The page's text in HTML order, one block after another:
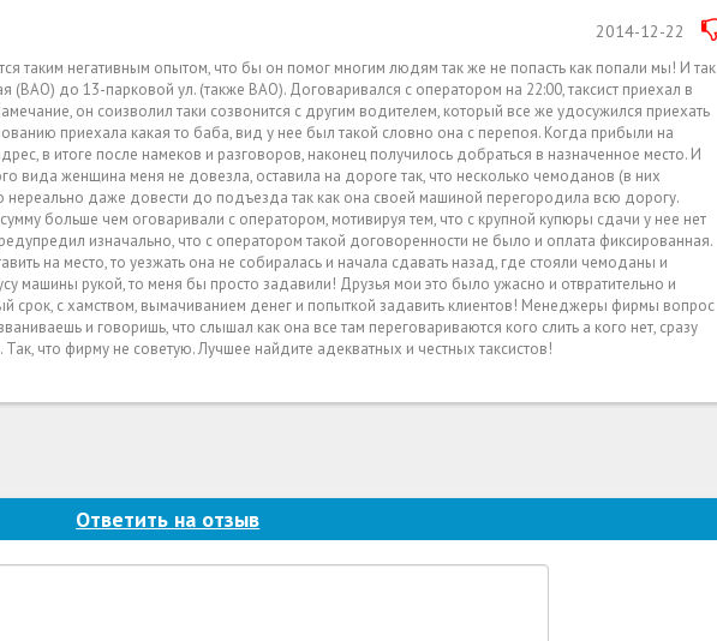
2014-12-22
таким негативным опытом, что бы он помог многим людям так же не попасть как попали мы! И так
(ВАО) до 13-парковой ул. (также ВАО). Договаривался с оператором на 22:00, таксист приехал в
он соизволил таки созвонится с другим водителем, который все же удосужился приехать
приехала какая то баба, вид у нее был такой словно она с перепоя. Когда прибыли на
в итоге после намеков и разговоров, наконец получилось добраться в назначенное место. И
вида женщина меня не довезла, оставила на дороге так, что несколько чемоданов (в них
даже довести до подъезда так как она своей машиной перегородила всю дорогу.
больше чем оговаривали с оператором, мотивируя тем, что с крупной купюры сдачи у нее нет
изначально, что с оператором такой договоренности не было и оплата фиксированная.
на место, то уезжать она не собиралась и начала сдавать назад, где стояли чемоданы и
машины рукой, то меня бы просто задавили! Друзья мои это было ужасно и отвратительно и
срок, с хамством, вымачиванием денег и попыткой задавить клиентов! Менеджеры фирмы вопрос
и говоришь, что слышал как она все там переговариваются кого слить а кого нет, сразу
что фирму не советую. Лучшее найдите адекватных и честных таксистов!
Ответить на отзыв